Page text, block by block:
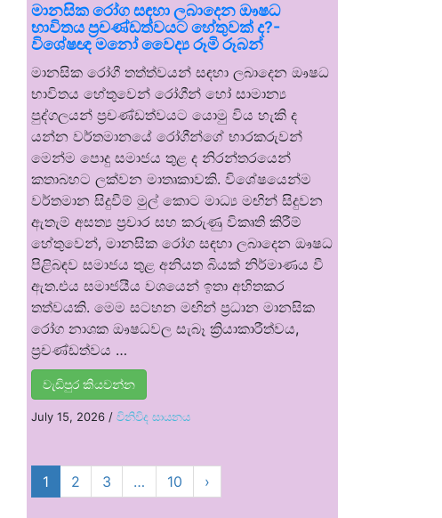
මානසික රෝග සඳහා ලබාදෙන ඖෂධ
භාවිතය ප්‍රචණ්ඩත්වයට හේතුවක් ද?-
විශේෂඥ මනෝ වෛද්‍ය රූමි රූබන්
මානසික රෝගී තත්ත්වයන් සඳහා ලබාදෙන ඖෂධ
භාවිතය හේතුවෙන් රෝගීන් හෝ සාමාන්‍ය
පුද්ගලයන් ප්‍රචණ්ඩත්වයට යොමු විය හැකි ද
යන්න වර්තමානයේ රෝගීන්ගේ භාරකරුවන්
මෙන්ම පොදු සමාජය තුළ ද නිරන්තරයෙන්
කතාබහට ලක්වන මාතෘකාවකි. විශේෂයෙන්ම
වර්තමාන සිදුවීම් මුල් කොට මාධ්‍ය මඟින් සිදුවන
ඇතැම් අසත්‍ය ප්‍රචාර සහ කරුණු විකෘති කිරීම්
හේතුවෙන්, මානසික රෝග සඳහා ලබාදෙන ඖෂධ
පිළිබඳව සමාජය තුළ අනියත බියක් නිර්මාණය වී
ඇත.එය සමාජයීය වශයෙන් ඉතා අහිතකර
තත්වයකි. මෙම සටහන මඟින් ප්‍රධාන මානසික
රෝග නාශක ඖෂධවල සැබෑ ක්‍රියාකාරීත්වය,
ප්‍රචණ්ඩත්වය …
වැඩිපුර කියවන්න
July 15, 2026 / විනිවිද සායනය
1 2 3 … 10 ›